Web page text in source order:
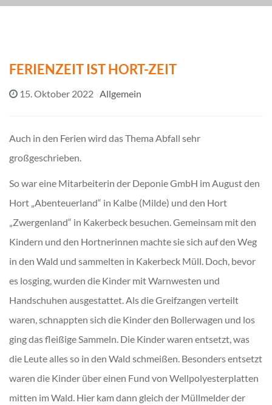
FERIENZEIT IST HORT-ZEIT
15. Oktober 2022 Allgemein
Auch in den Ferien wird das Thema Abfall sehr
großgeschrieben.
So war eine Mitarbeiterin der Deponie GmbH im August den
Hort „Abenteuerland“ in Kalbe (Milde) und den Hort
„Zwergenland“ in Kakerbeck besuchen. Gemeinsam mit den
Kindern und den Hortnerinnen machte sie sich auf den Weg
in den Wald und sammelten in Kakerbeck Müll. Doch, bevor
es losging, wurden die Kinder mit Warnwesten und
Handschuhen ausgestattet. Als die Greifzangen verteilt
waren, schnappten sich die Kinder den Bollerwagen und los
ging das fleißige Sammeln. Die Kinder waren entsetzt, was
die Leute alles so in den Wald schmeißen. Besonders entsetzt
waren die Kinder über einen Fund von Wellpolyesterplatten
mitten im Wald. Hier kam dann gleich der Müllmelder der